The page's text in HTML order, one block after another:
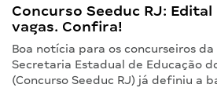
Concurso Seeduc RJ:
vagas. Confira!
Boa notícia para os concurseiros
Secretaria Estadual de Educação
(Concurso Seeduc RJ) já definiu a